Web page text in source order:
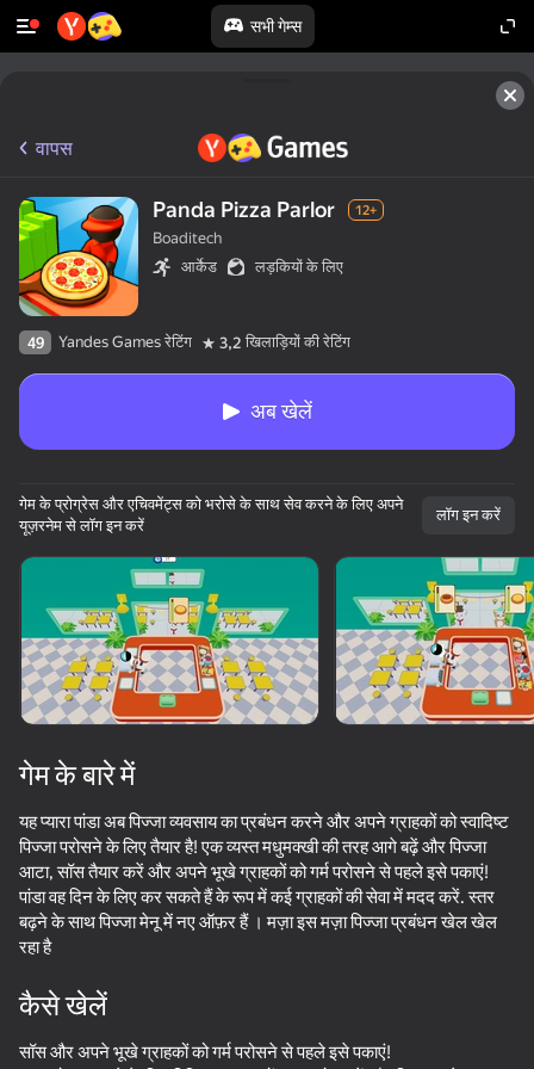
सभी गेम्स
ASMR Girl: Livestream Mukbang
80
Shopping Business
Snake 2048
वापस
Panda Pizza Parlor 12+
Boaditech
आर्केड
लड़कियों के लिए
49 Yandes Games रेटिंग 3,2 खिलाड़ियों की रेटिंग
अब खेलें
गेम के प्रोग्रेस और एचिवमेंट्स को भरोसे के साथ सेव करने के लिए अपने
यूज़रनेम से लॉग इन करें
लॉग इन करें
गेम के बारे में
यह प्यारा पांडा अब पिज्जा व्यवसाय का प्रबंधन करने और अपने ग्राहकों को स्वादिष्ट
पिज्जा परोसने के लिए तैयार है! एक व्यस्त मधुमक्खी की तरह आगे बढ़ें और पिज्जा
आटा, सॉस तैयार करें और अपने भूखे ग्राहकों को गर्म परोसने से पहले इसे पकाएं!
पांडा वह दिन के लिए कर सकते हैं के रूप में कई ग्राहकों की सेवा में मदद करें. स्तर
बढ़ने के साथ पिज्जा मेनू में नए ऑफ़र हैं । मज़ा इस मज़ा पिज्जा प्रबंधन खेल खेल
रहा है
कैसे खेलें
सॉस और अपने भूखे ग्राहकों को गर्म परोसने से पहले इसे पकाएं!